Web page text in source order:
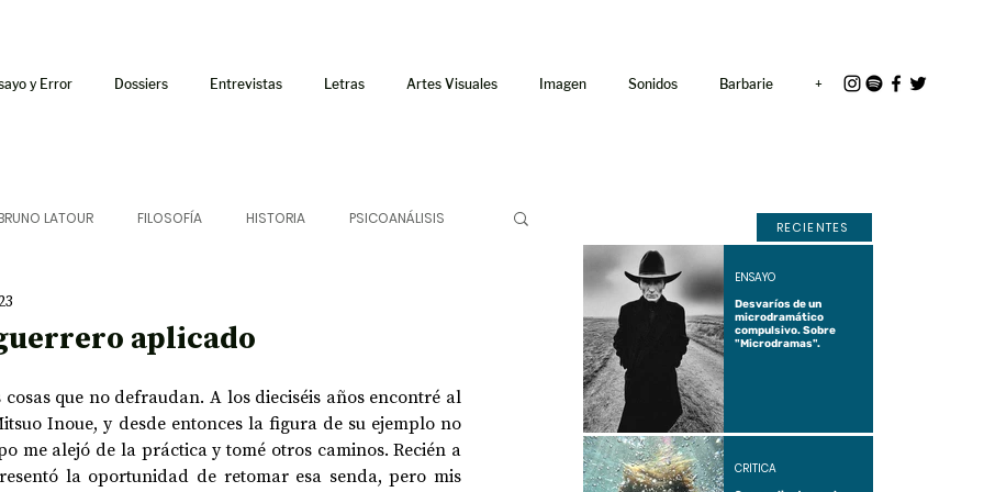
y Error Dossiers Entrevistas Letras Artes Visuales Imagen Sonidos Barbarie +
LATOUR FILOSOFÍA HISTORIA PSICOANÁLISIS
AUDIOTEXTO HÍBRIDOS CINE FICCIONES
AFUERISMOS POESÍA ENSAYO
aplicado
que no defraudan. A los dieciséis años encontré al
Inoue, y desde entonces la figura de su ejemplo no
me alejó de la práctica y tomé otros caminos. Recién a
la oportunidad de retomar esa senda, pero mis
RECIENTES
Desvaríos de un
microdramático
compulsivo. Sobre
"Microdramas".
ENSAYO
CRÍTICA